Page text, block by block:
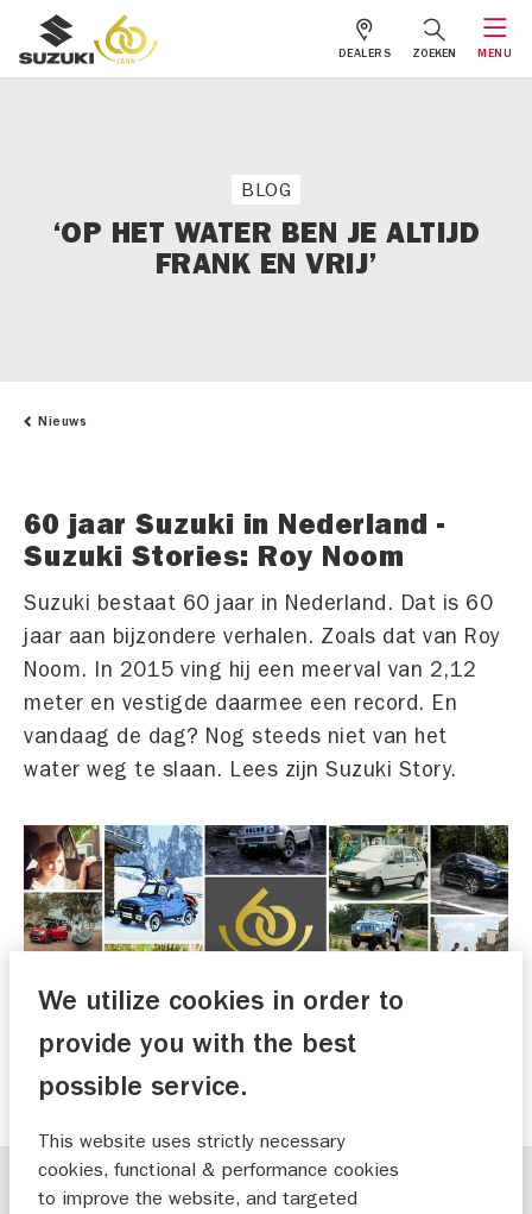
DEALERS ZOEKEN MENU
BLOG
‘OP HET WATER BEN JE ALTIJD
FRANK EN VRIJ’
Nieuws
60 jaar Suzuki in Nederland -
Suzuki Stories: Roy Noom
Suzuki bestaat 60 jaar in Nederland. Dat is 60
jaar aan bijzondere verhalen. Zoals dat van Roy
Noom. In 2015 ving hij een meerval van 2,12
meter en vestigde daarmee een record. En
vandaag de dag? Nog steeds niet van het
water weg te slaan. Lees zijn Suzuki Story.
We utilize cookies in order to
provide you with the best
possible service.
This website uses strictly necessary
cookies, functional & performance cookies
to improve the website, and targeted